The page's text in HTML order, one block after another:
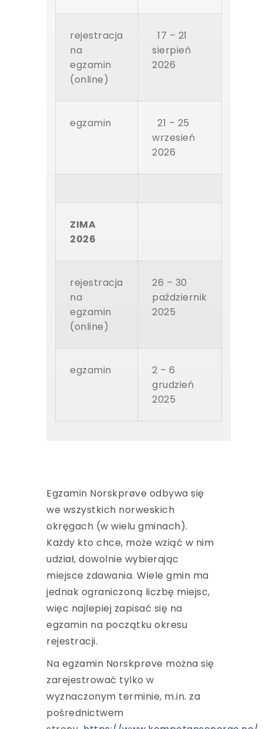
rejestracja
na
egzamin
(online)
17 – 21
sierpień
2026
egzamin
21 – 25
wrzesień
2026
ZIMA
2026
rejestracja
na
egzamin
(online)
26 – 30
październik
2025
egzamin
2 – 6
grudzień
2025
Egzamin Norskprøve odbywa się
we wszystkich norweskich
okręgach (w wielu gminach).
Każdy kto chce, może wziąć w nim
udział, dowolnie wybierając
miejsce zdawania. Wiele gmin ma
jednak ograniczoną liczbę miejsc,
więc najlepiej zapisać się na
egzamin na początku okresu
rejestracji.
Na egzamin Norskprøve można się
zarejestrować tylko w
wyznaczonym terminie, m.in. za
pośrednictwem